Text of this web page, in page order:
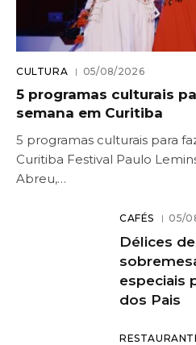
CULTURA 05/08/2026
5 programas culturais
semana em Curitiba
5 programas culturais para
Curitiba Festival Paulo
Abreu,…
CAFÉS 05/
Délices
especiais
dos Pais